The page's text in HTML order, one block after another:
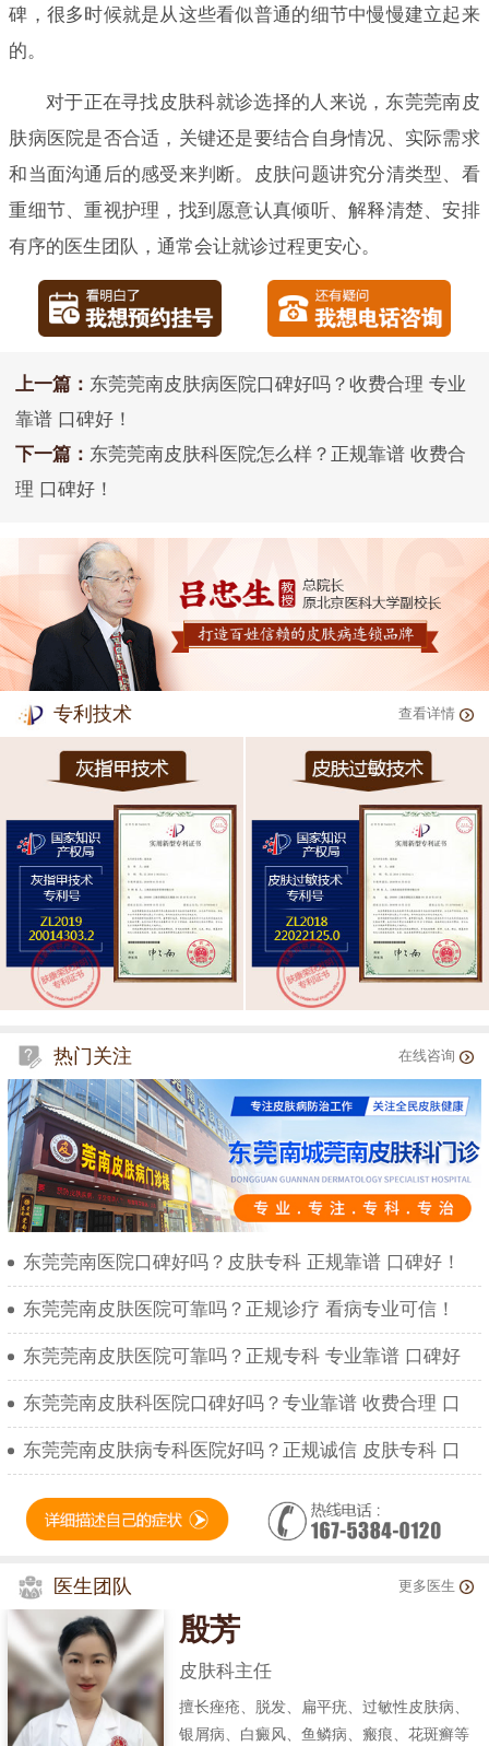
碑，很多时候就是从这些看似普通的细节中慢慢建立起来
的。
对于正在寻找皮肤科就诊选择的人来说，东莞莞南皮
肤病医院是否合适，关键还是要结合自身情况、实际需求
和当面沟通后的感受来判断。皮肤问题讲究分清类型、看
重细节、重视护理，找到愿意认真倾听、解释清楚、安排
有序的医生团队，通常会让就诊过程更安心。
上一篇： 东莞莞南皮肤病医院口碑好吗？收费合理 专业
靠谱 口碑好！
下一篇： 东莞莞南皮肤科医院怎么样？正规靠谱 收费合
理 口碑好！
专利技术 查看详情
热门关注 在线咨询
东莞莞南医院口碑好吗？皮肤专科 正规靠谱 口碑好！
东莞莞南皮肤医院可靠吗？正规诊疗 看病专业可信！
东莞莞南皮肤医院可靠吗？正规专科 专业靠谱 口碑好
东莞莞南皮肤科医院口碑好吗？专业靠谱 收费合理 口
东莞莞南皮肤病专科医院好吗？正规诚信 皮肤专科 口
医生团队 更多医生
殷芳
皮肤科主任
擅长痤疮、脱发、扁平疣、过敏性皮肤病、
银屑病、白癜风、鱼鳞病、瘢痕、花斑癣等